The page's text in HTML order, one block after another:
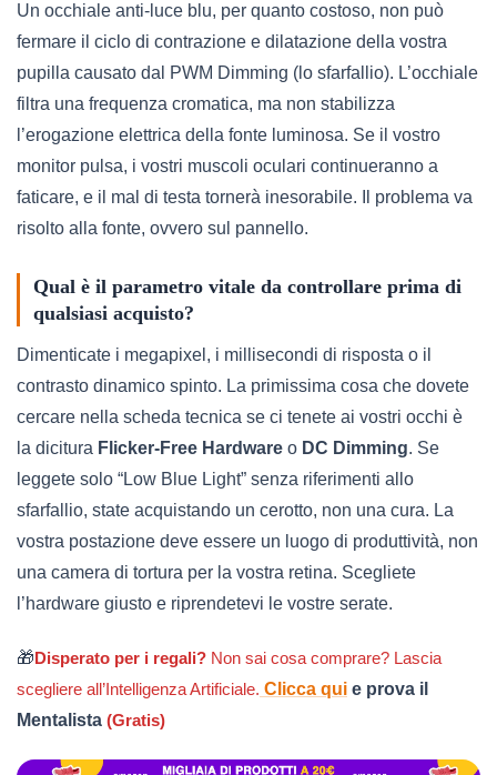
Un occhiale anti-luce blu, per quanto costoso, non può
fermare il ciclo di contrazione e dilatazione della vostra
pupilla causato dal PWM Dimming (lo sfarfallio). L’occhiale
filtra una frequenza cromatica, ma non stabilizza
l’erogazione elettrica della fonte luminosa. Se il vostro
monitor pulsa, i vostri muscoli oculari continueranno a
faticare, e il mal di testa tornerà inesorabile. Il problema va
risolto alla fonte, ovvero sul pannello.
Qual è il parametro vitale da controllare prima di
qualsiasi acquisto?
Dimenticate i megapixel, i millisecondi di risposta o il
contrasto dinamico spinto. La primissima cosa che dovete
cercare nella scheda tecnica se ci tenete ai vostri occhi è
la dicitura Flicker-Free Hardware o DC Dimming. Se
leggete solo “Low Blue Light” senza riferimenti allo
sfarfallio, state acquistando un cerotto, non una cura. La
vostra postazione deve essere un luogo di produttività, non
una camera di tortura per la vostra retina. Scegliete
l’hardware giusto e riprendetevi le vostre serate.
🎁Disperato per i regali? Non sai cosa comprare? Lascia
scegliere all’Intelligenza Artificiale. Clicca qui e prova il
Mentalista (Gratis)